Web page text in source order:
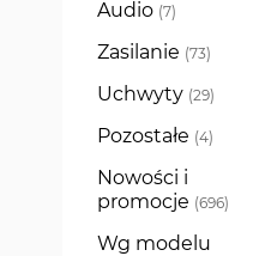
Audio 7
produkty
Zasilanie 73
produkty
Uchwyty 29
produkty
Pozostałe 4
produkty
Nowości i
promocje 696
produkty
Wg modelu